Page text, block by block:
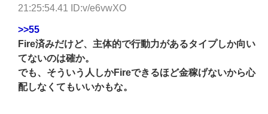
21:25:54.41 ID:v/e6vwXO
>>55
Fire済みだけど、主体的で行動力があるタイプしか向い
てないのは確か。
でも、そういう人しかFireできるほど金稼げないから心
配しなくてもいいかもな。